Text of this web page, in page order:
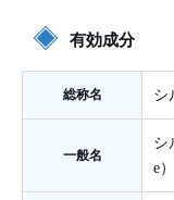
有効成分
総称名 シ
一般名
シ
e）